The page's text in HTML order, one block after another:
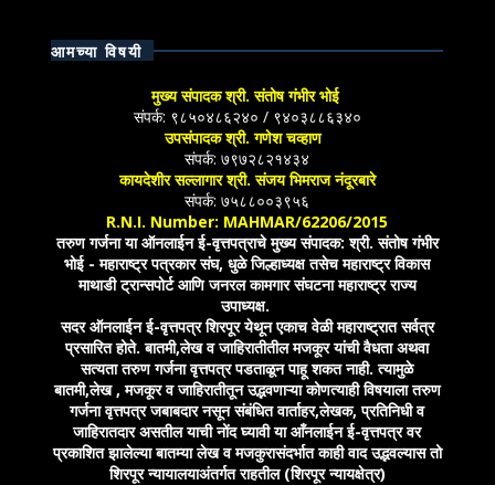
आमच्या विषयी
मुख्य संपादक श्री. संतोष गंभीर भोई
संपर्क: ९८५०४८६२४० / ९४०३८८६३४०
उपसंपादक श्री. गणेश चव्हाण
संपर्क: ७९७२८२१४३४
कायदेशीर सल्लागार श्री. संजय भिमराज नंदूरबारे
संपर्क: ७५८८००३९५६
R.N.I. Number: MAHMAR/62206/2015
तरुण गर्जना या ऑनलाईन ई-वृत्तपत्राचे मुख्य संपादक: श्री. संतोष गंभीर
भोई - महाराष्ट्र पत्रकार संघ, धुळे जिल्हाध्यक्ष तसेच महाराष्ट्र विकास
माथाडी ट्रान्सपोर्ट आणि जनरल कामगार संघटना महाराष्ट्र राज्य
उपाध्यक्ष.
सदर ऑनलाईन ई-वृत्तपत्र शिरपूर येथून एकाच वेळी महाराष्ट्रात सर्वत्र
प्रसारित होते. बातमी,लेख व जाहिरातीतील मजकूर यांची वैधता अथवा
सत्यता तरुण गर्जना वृत्तपत्र पडताळून पाहू शकत नाही. त्यामुळे
बातमी,लेख , मजकूर व जाहिरातीतून उद्भवणाऱ्या कोणत्याही विषयाला तरुण
गर्जना वृत्तपत्र जबाबदार नसून संबंधित वार्ताहर,लेखक, प्रतिनिधी व
जाहिरातदार असतील याची नोंद घ्यावी या आँनलाईन ई-वृत्तपत्र वर
प्रकाशित झालेल्या बातम्या लेख व मजकुरासंदर्भात काही वाद उद्भवल्यास तो
शिरपूर न्यायालयाअंतर्गत राहतील (शिरपूर न्यायक्षेत्र)